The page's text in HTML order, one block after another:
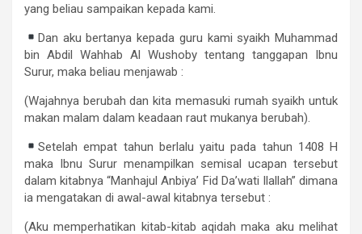
yang beliau sampaikan kepada kami.
Dan aku bertanya kepada guru kami syaikh Muhammad
bin Abdil Wahhab Al Wushoby tentang tanggapan Ibnu
Surur, maka beliau menjawab :
(Wajahnya berubah dan kita memasuki rumah syaikh untuk
makan malam dalam keadaan raut mukanya berubah).
Setelah empat tahun berlalu yaitu pada tahun 1408 H
maka Ibnu Surur menampilkan semisal ucapan tersebut
dalam kitabnya “Manhajul Anbiya’ Fid Da’wati Ilallah” dimana
ia mengatakan di awal-awal kitabnya tersebut :
(Aku memperhatikan kitab-kitab aqidah maka aku melihat